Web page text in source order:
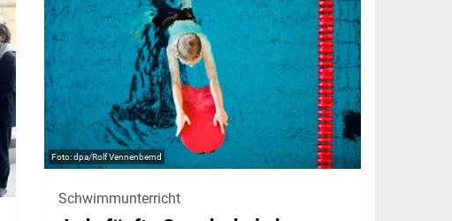
dpa/Rolf Vennenbernd
Schwimmunterricht